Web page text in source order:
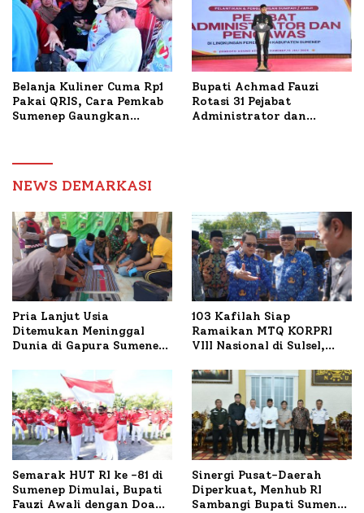
Belanja Kuliner Cuma Rp1
Pakai QRIS, Cara Pemkab
Sumenep Gaungkan
Bupati Achmad Fauzi
Rotasi 31 Pejabat
Administrator dan
NEWS DEMARKASI
Pria Lanjut Usia
Ditemukan Meninggal
Dunia di Gapura Sumenep,
103 Kafilah Siap
Ramaikan MTQ KORPRI
VIII Nasional di Sulsel,
Semarak HUT RI ke -81 di
Sumenep Dimulai, Bupati
Fauzi Awali dengan Doa
Sinergi Pusat-Daerah
Diperkuat, Menhub RI
Sambangi Bupati Sumenep